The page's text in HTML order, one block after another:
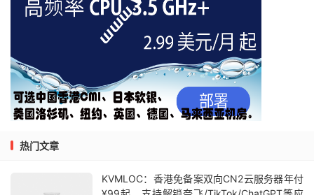
热门文章
KVMLOC：香港免备案双向CN2云服务器年付